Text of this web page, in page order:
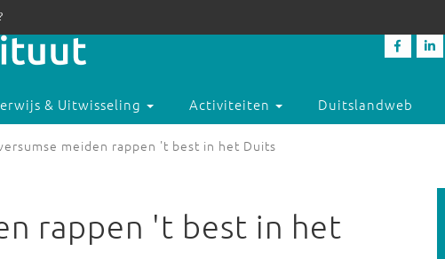
& Uitwisseling Activiteiten Duitslandweb
meiden rappen 't best in het Duits
rappen 't best in het